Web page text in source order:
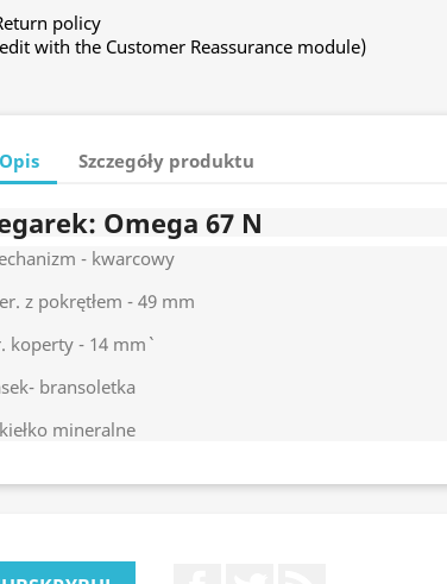
policy
with the Customer Reassurance module)
Opis Szczegóły produktu
Omega 67 N
- kwarcowy
z pokrętłem - 49 mm
koperty - 14 mm`
bransoletka
mineralne